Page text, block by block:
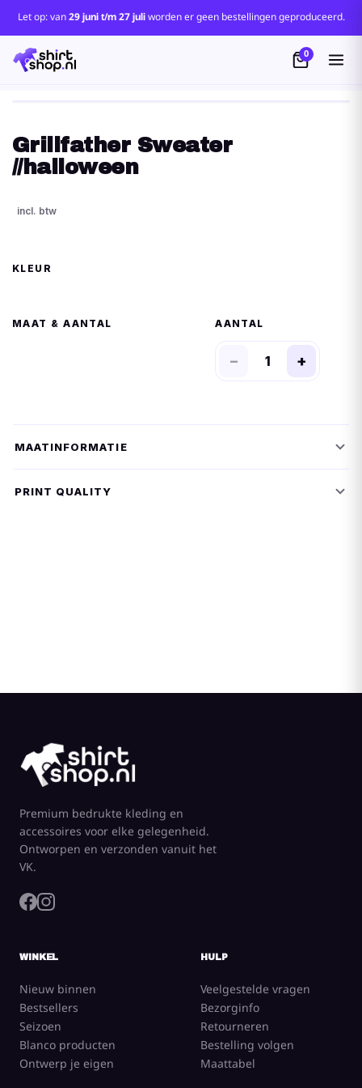
Let op: van29 juni t/m 27 juliworden er geen bestellingen geproduceerd.
0
Grillfather Sweater
//halloween
MAAT
− +
MAATINFORMATIE
PRINT QUALITY
Premium bedrukte kleding en
accessoires voor elke gelegenheid.
Ontworpen en verzonden vanuit het
VK.
WINKEL
Nieuw binnen
Bestsellers
Seizoen
Blanco producten
Ontwerp je eigen
HULP
Veelgestelde vragen
Bezorginfo
Retourneren
Bestelling volgen
Maattabel